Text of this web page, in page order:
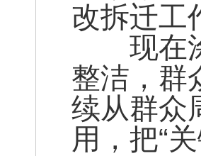
改拆迁工
现在涂
整洁，群
续从群众
用，把“